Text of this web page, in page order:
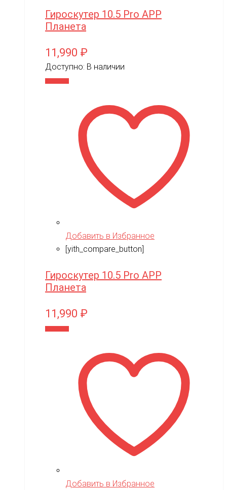
Гироскутер 10.5 Pro APP
Планета
11,990 ₽
Доступно: В наличии
Добавить в Избранное
[yith_compare_button]
Гироскутер 10.5 Pro APP
Планета
11,990 ₽
Добавить в Избранное